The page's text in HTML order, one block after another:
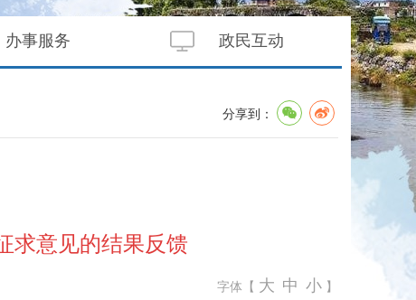
办事服务 政民互动
分享到：
求意见的结果反馈
字体【 大 中 小 】